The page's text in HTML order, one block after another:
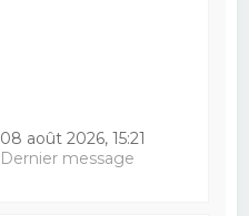
08 août 2026, 15:21
Dernier message